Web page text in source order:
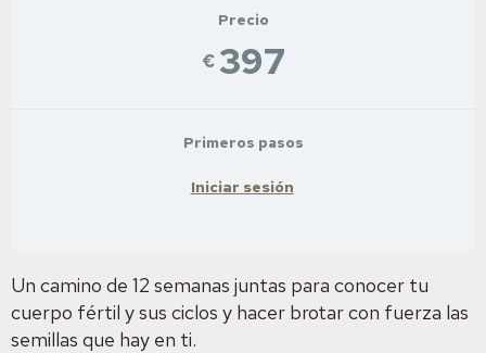
Precio
€ 397
Primeros pasos
Iniciar sesión
Un camino de 12 semanas juntas para conocer tu
cuerpo fértil y sus ciclos y hacer brotar con fuerza las
semillas que hay en ti.